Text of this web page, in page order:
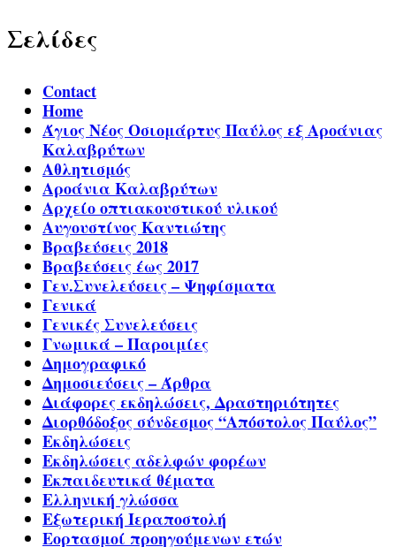
Σελίδες
Contact
Home
Άγιος Νέος Οσιομάρτυς Παύλος εξ Αροάνιας
Καλαβρύτων
Αθλητισμός
Αροάνια Καλαβρύτων
Αρχείο οπτιακουστικού υλικού
Αυγουστίνος Καντιώτης
Βραβεύσεις 2018
Βραβεύσεις έως 2017
Γεν.Συνελεύσεις – Ψηφίσματα
Γενικά
Γενικές Συνελεύσεις
Γνωμικά – Παροιμίες
Δημογραφικό
Δημοσιεύσεις – Άρθρα
Διάφορες εκδηλώσεις, Δραστηριότητες
Διορθόδοξος σύνδεσμος “Απόστολος Παύλος”
Εκδηλώσεις
Εκδηλώσεις αδελφών φορέων
Εκπαιδευτικά θέματα
Ελληνική γλώσσα
Εξωτερική Ιεραποστολή
Εορτασμοί προηγούμενων ετών